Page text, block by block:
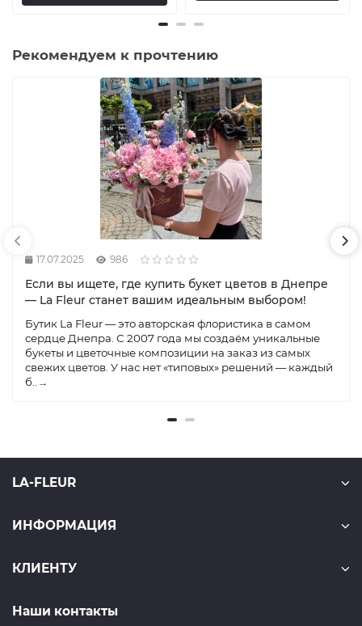
Рекомендуем к прочтению
17.07.2025 986
Если вы ищете, где купить букет цветов в Днепре
— La Fleur станет вашим идеальным выбором!
Бутик La Fleur — это авторская флористика в самом
сердце Днепра. С 2007 года мы создаём уникальные
букеты и цветочные композиции на заказ из самых
свежих цветов. У нас нет «типовых» решений — каждый
б.. →
LA-FLEUR
ИНФОРМАЦИЯ
КЛИЕНТУ
Наши контакты